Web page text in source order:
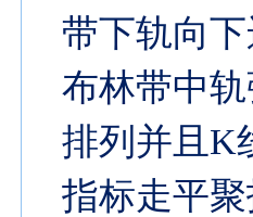
带下轨向
布林带中
排列并且K
指标走平